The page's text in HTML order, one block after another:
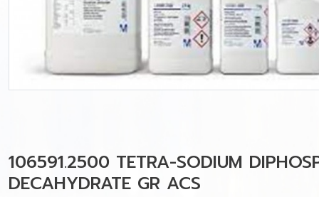
106591.2500 TETRA-SODIUM
DECAHYDRATE GR ACS